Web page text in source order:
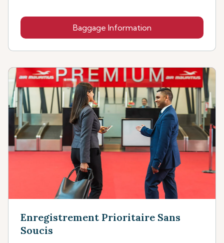
Baggage Information
Enregistrement Prioritaire Sans
Soucis